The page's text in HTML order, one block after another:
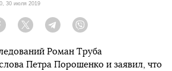
30 июля 2019
Facebook Twitter Telegram
Роман Труба
Петра Порошенко и заявил, что